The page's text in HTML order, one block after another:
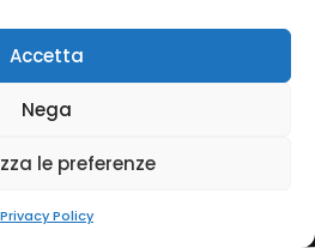
Accetta
Nega
le preferenze
Privacy Policy
- Via Vincenzo Monti 39 -
01484880354